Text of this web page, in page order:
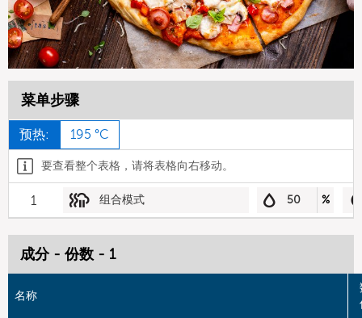
菜单步骤
预热: 195 °C
要查看整个表格，请将表格向右移动。
1 组合模式 50 %
成分 - 份数 - 1
名称